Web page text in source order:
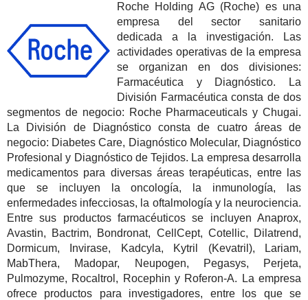
Roche Holding AG (Roche) es una
empresa del sector sanitario
dedicada a la investigación. Las
actividades operativas de la empresa
se organizan en dos divisiones:
Farmacéutica y Diagnóstico. La
División Farmacéutica consta de dos
segmentos de negocio: Roche Pharmaceuticals y Chugai.
La División de Diagnóstico consta de cuatro áreas de
negocio: Diabetes Care, Diagnóstico Molecular, Diagnóstico
Profesional y Diagnóstico de Tejidos. La empresa desarrolla
medicamentos para diversas áreas terapéuticas, entre las
que se incluyen la oncología, la inmunología, las
enfermedades infecciosas, la oftalmología y la neurociencia.
Entre sus productos farmacéuticos se incluyen Anaprox,
Avastin, Bactrim, Bondronat, CellCept, Cotellic, Dilatrend,
Dormicum, Invirase, Kadcyla, Kytril (Kevatril), Lariam,
MabThera, Madopar, Neupogen, Pegasys, Perjeta,
Pulmozyme, Rocaltrol, Rocephin y Roferon-A. La empresa
ofrece productos para investigadores, entre los que se